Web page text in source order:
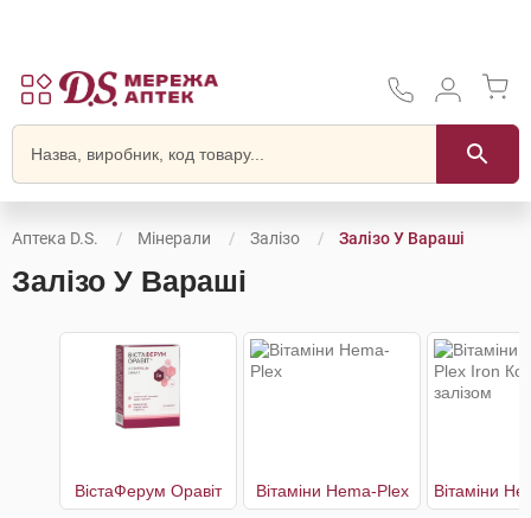
Аптека D.S. Мінерали Залізо Залізо У Вараші
Залізо У Вараші
ВістаФерум Оравіт Вітаміни Hema-Plex